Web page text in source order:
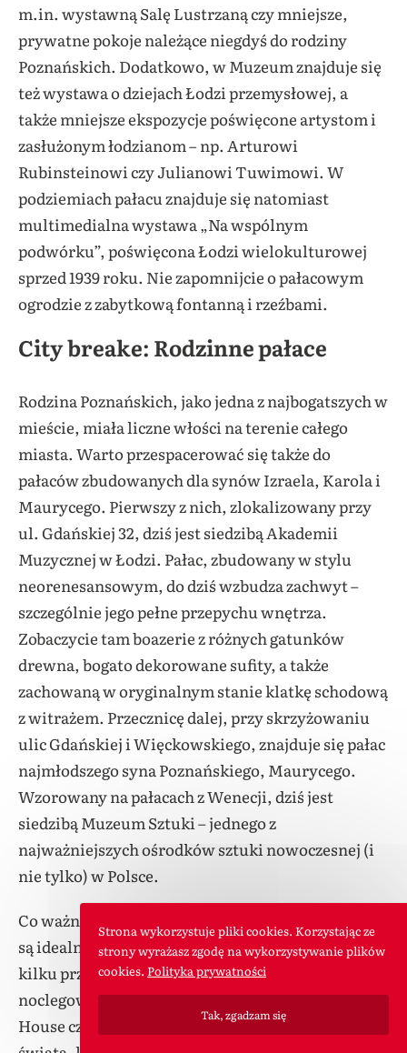
m.in. wystawną Salę Lustrzaną czy mniejsze,
prywatne pokoje należące niegdyś do rodziny
Poznańskich. Dodatkowo, w Muzeum znajduje się
też wystawa o dziejach Łodzi przemysłowej, a
także mniejsze ekspozycje poświęcone artystom i
zasłużonym łodzianom – np. Arturowi
Rubinsteinowi czy Julianowi Tuwimowi. W
podziemiach pałacu znajduje się natomiast
multimedialna wystawa „Na wspólnym
podwórku”, poświęcona Łodzi wielokulturowej
sprzed 1939 roku. Nie zapomnijcie o pałacowym
ogrodzie z zabytkową fontanną i rzeźbami.
City breake: Rodzinne pałace
Rodzina Poznańskich, jako jedna z najbogatszych w
mieście, miała liczne włości na terenie całego
miasta. Warto przespacerować się także do
pałaców zbudowanych dla synów Izraela, Karola i
Maurycego. Pierwszy z nich, zlokalizowany przy
ul. Gdańskiej 32, dziś jest siedzibą Akademii
Muzycznej w Łodzi. Pałac, zbudowany w stylu
neorenesansowym, do dziś wzbudza zachwyt –
szczególnie jego pełne przepychu wnętrza.
Zobaczycie tam boazerie z różnych gatunków
drewna, bogato dekorowane sufity, a także
zachowaną w oryginalnym stanie klatkę schodową
z witrażem. Przecznicę dalej, przy skrzyżowaniu
ulic Gdańskiej i Więckowskiego, znajduje się pałac
najmłodszego syna Poznańskiego, Maurycego.
Wzorowany na pałacach z Wenecji, dziś jest
siedzibą Muzeum Sztuki – jednego z
najważniejszych ośrodków sztuki nowoczesnej (i
nie tylko) w Polsce.
Co ważne, okolice wokół kompleksu Manufaktury
są idealną turystyczną infrastrukturą: w ramach
kilku przecznic turyści znajdą dobrą bazę
noclegową (m.in. Hotel PURO, Andel’s by Vienna
House czy The Loom), szereg restauracji z całego
Strona wykorzystuje pliki cookies. Korzystając ze
strony wyrażasz zgodę na wykorzystywanie plików
cookies. Polityka prywatności
Tak, zgadzam się